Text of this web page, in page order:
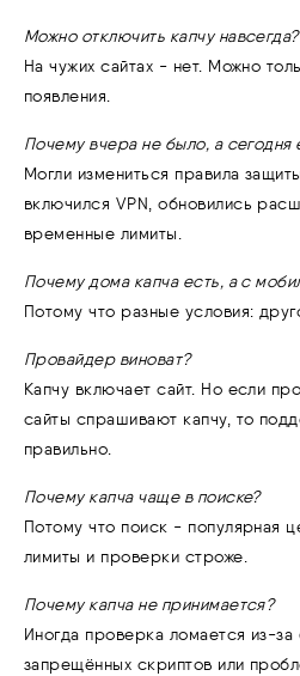
Можно отключить капчу навсегда?
На чужих сайтах - нет. Можно
появления.
Почему вчера не было, а сегодня
Могли измениться правила
включился VPN, обновились
временные лимиты.
Почему дома капча есть, а с
Потому что разные условия:
Провайдер виноват?
Капчу включает сайт. Но если
сайты спрашивают капчу, то
правильно.
Почему капча чаще в поиске?
Потому что поиск - популярная
лимиты и проверки строже.
Почему капча не принимается?
Иногда проверка ломается из-
запрещённых скриптов или